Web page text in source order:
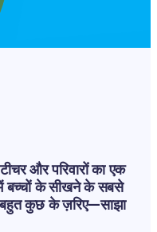
और परिवारों का एक
बच्चों के सीखने के सबसे
कुछ के ज़रिए—साझा